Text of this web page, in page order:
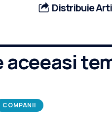
Distribuie
COMPANII